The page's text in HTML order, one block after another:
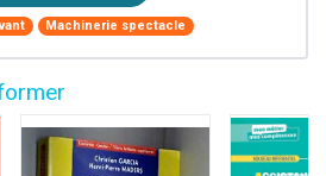
Machinerie spectacle